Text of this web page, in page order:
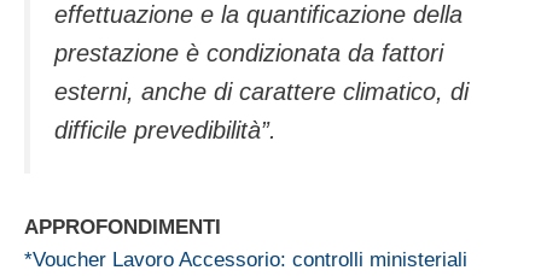
effettuazione e la quantificazione della
prestazione è condizionata da fattori
esterni, anche di carattere climatico, di
difficile prevedibilità”.
APPROFONDIMENTI
*Voucher Lavoro Accessorio: controlli ministeriali